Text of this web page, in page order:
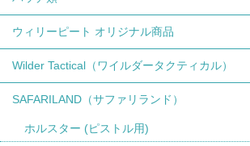
ウィリーピート オリジナル商品
Wilder Tactical（ワイルダータクティカル）
SAFARILAND（サファリランド）
ホルスター (ピストル用)